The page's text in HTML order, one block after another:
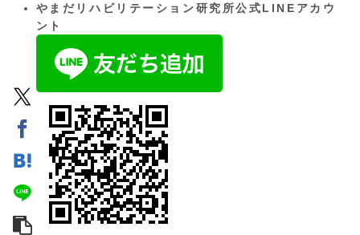
やまだリハビリテーション研究所公式LINEアカウ
ント